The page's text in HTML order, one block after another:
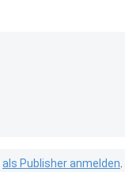
als Publisher anmelden